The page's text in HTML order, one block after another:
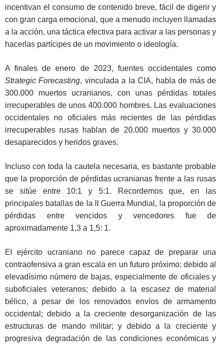
incentivan el consumo de contenido breve, fácil de digerir y
con gran carga emocional, que a menudo incluyen llamadas
a la acción, una táctica efectiva para activar a las personas y
hacerlas partícipes de un movimiento o ideología.
A finales de enero de 2023, fuentes occidentales como
Strategic Forecasting, vinculada a la CIA, habla de más de
300.000 muertos ucranianos, con unas pérdidas totales
irrecuperables de unos 400.000 hombres. Las evaluaciones
occidentales no oficiales más recientes de las pérdidas
irrecuperables rusas hablan de 20.000 muertos y 30.000
desaparecidos y heridos graves.
Incluso con toda la cautela necesaria, es bastante probable
que la proporción de pérdidas ucranianas frente a las rusas
se sitúe entre 10:1 y 5:1. Recordemos que, en las
principales batallas de la II Guerra Mundial, la proporción de
pérdidas entre vencidos y vencedores fue de
aproximadamente 1,3 a 1,5: 1.
El ejército ucraniano no parece capaz de preparar una
contraofensiva a gran escala en un futuro próximo: debido al
elevadísimo número de bajas, especialmente de oficiales y
suboficiales veteranos; debido a la escasez de material
bélico, a pesar de los renovados envíos de armamento
occidental; debido a la creciente desorganización de las
estructuras de mando militar; y debido a la creciente y
progresiva degradación de las condiciones económicas y